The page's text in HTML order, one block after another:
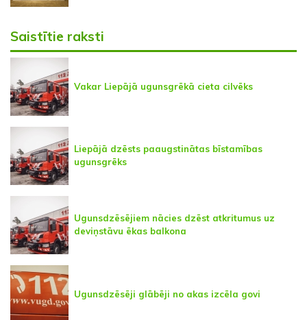
Saistītie raksti
Vakar Liepājā ugunsgrēkā cieta cilvēks
Liepājā dzēsts paaugstinātas bīstamības
ugunsgrēks
Ugunsdzēsējiem nācies dzēst atkritumus uz
deviņstāvu ēkas balkona
Ugunsdzēsēji glābēji no akas izcēla govi